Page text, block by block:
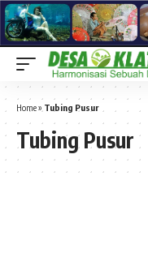
Home» Tubing Pusur
Tubing Pusur